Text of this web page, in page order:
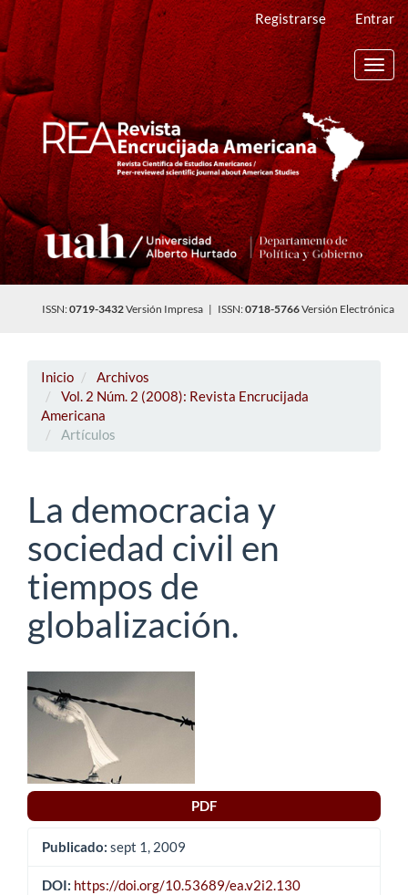
Navegación
principal
Contenido
principal
Barra
lateral
Registrarse Entrar
ISSN:0719-3432Versión Impresa | ISSN:0718-5766Versión Electrónica
Inicio
Archivos
Vol. 2 Núm. 2 (2008): Revista Encrucijada
Americana
Artículos
La democracia y
sociedad civil en
tiempos de
globalización.
Barra
lateral
del
artículo
PDF
Publicado: sept 1, 2009
DOI: https://doi.org/10.53689/ea.v2i2.130